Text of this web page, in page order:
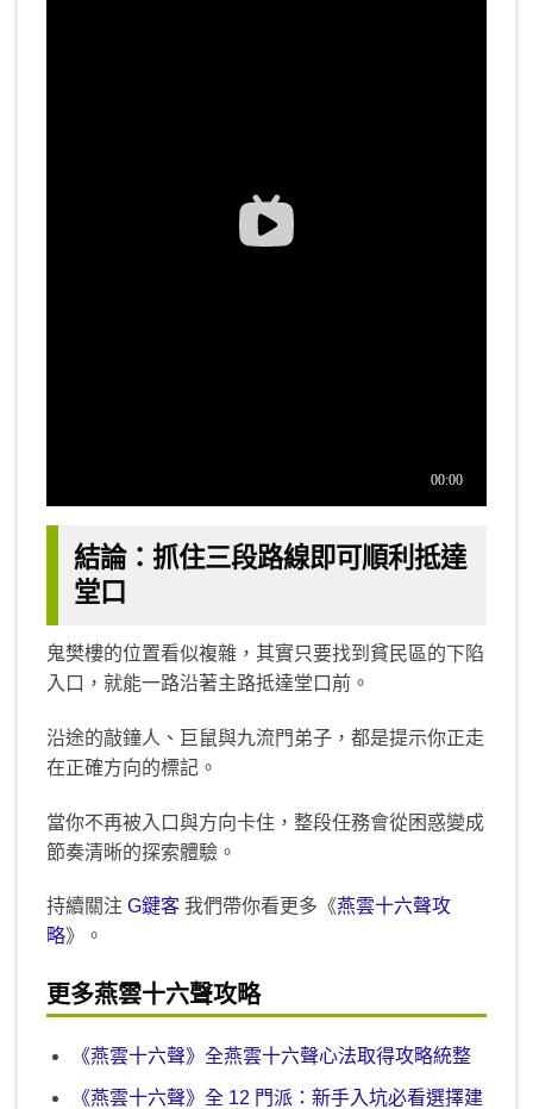
結論：抓住三段路線即可順利抵達
堂口
鬼樊樓的位置看似複雜，其實只要找到貧民區的下陷
入口，就能一路沿著主路抵達堂口前。
沿途的敲鐘人、巨鼠與九流門弟子，都是提示你正走
在正確方向的標記。
當你不再被入口與方向卡住，整段任務會從困惑變成
節奏清晰的探索體驗。
持續關注 G鍵客 我們帶你看更多《燕雲十六聲攻
略》。
更多燕雲十六聲攻略
《燕雲十六聲》全燕雲十六聲心法取得攻略統整
《燕雲十六聲》全 12 門派：新手入坑必看選擇建